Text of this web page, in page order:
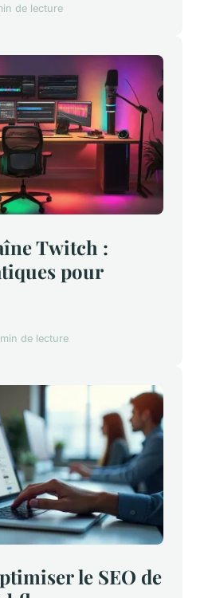
de lecture
Twitch :
pour
de lecture
le SEO de